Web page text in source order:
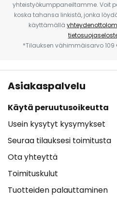
yhteistyökumppaneiltamme. Voit
koska tahansa linkistä, jonka
käyttämällä
*Tilauksen vähimmäisarvo 109
Asiakaspalvelu
Käytä peruutusoikeutta
Usein kysytyt kysymykset
Seuraa tilauksesi toimitusta
Ota yhteyttä
Toimituskulut
Tuotteiden palauttaminen